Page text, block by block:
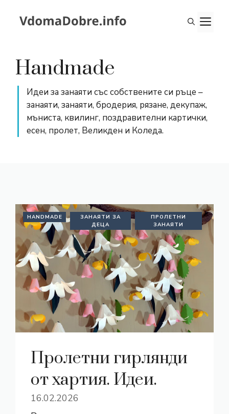
съдържанието
Handmade
Идеи за занаяти със собствените си ръце –
занаяти, занаяти, бродерия, рязане, декупаж,
мъниста, квилинг, поздравителни картички,
есен, пролет, Великден и Коледа.
HANDMADE
ЗАНАЯТИ ЗА
ДЕЦА
ПРОЛЕТНИ
ЗАНАЯТИ
Пролетни гирлянди
от хартия. Идеи.
16.02.2026